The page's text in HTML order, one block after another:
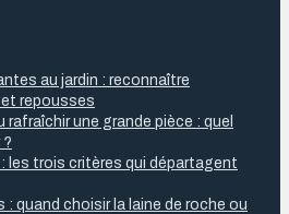
au jardin : reconnaître
repousses
rafraîchir une grande pièce : quel
les trois critères qui départagent
: quand choisir la laine de roche ou